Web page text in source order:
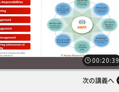
00:20:39
次の講義へ